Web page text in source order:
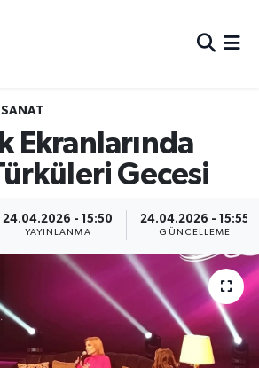
SANAT
Ekranlarında
Gecesi
24.04.2026 - 15:50
YAYINLANMA
24.04.2026 - 15:55
GÜNCELLEME
Durumu ve Fikstür